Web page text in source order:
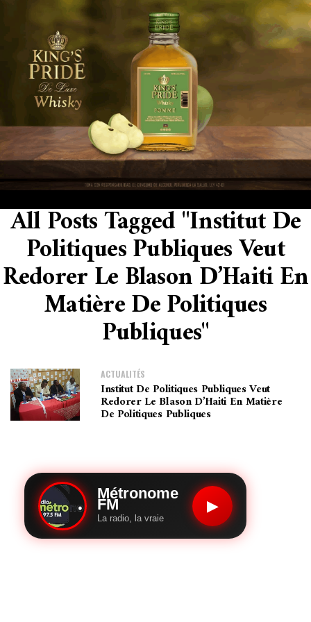
All Posts Tagged "Institut De
Politiques Publiques Veut
Redorer Le Blason D’Haiti En
Matière De Politiques
Publiques"
ACTUALITÉS
Institut De Politiques Publiques Veut
Redorer Le Blason D’Haiti En Matière
De Politiques Publiques
Métronome
FM
La radio, la vraie
▶